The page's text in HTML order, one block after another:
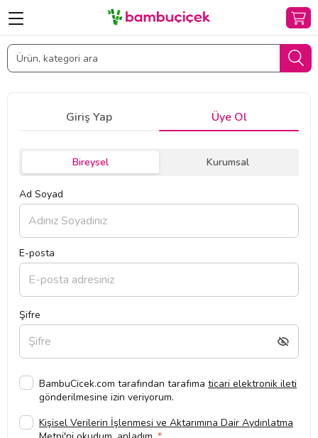
Giriş Yap Üye Ol
Bireysel Kurumsal
Ad Soyad
E-posta
Şifre
BambuCicek.com tarafından tarafıma ticari elektronik ileti
gönderilmesine izin veriyorum.
Kişisel Verilerin İşlenmesi ve Aktarımına Dair Aydınlatma